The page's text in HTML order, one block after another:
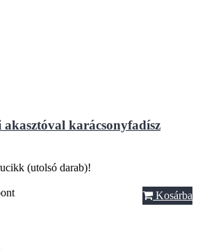
akasztóval karácsonyfadísz
(utolsó darab)!
Kosárba